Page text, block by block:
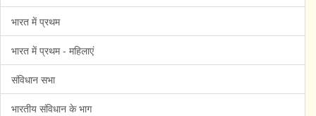
भारत में प्रथम
भारत में प्रथम - महिलाएं
संविधान सभा
भारतीय संविधान के भाग